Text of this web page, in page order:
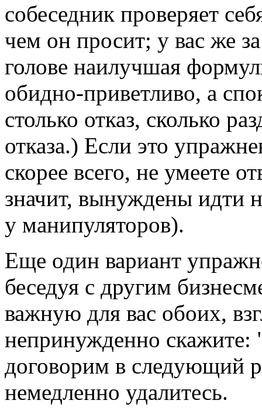
собеседник проверяет
чем он просит; у вас же
голове наилучшая
обидно-приветливо, а
столько отказ, сколько
отказа.) Если это
скорее всего, не умеете
значит, вынуждены идти
у манипуляторов).
Еще один вариант
беседуя с другим
важную для вас обоих,
непринужденно
договорим в следующий
немедленно удалитесь.